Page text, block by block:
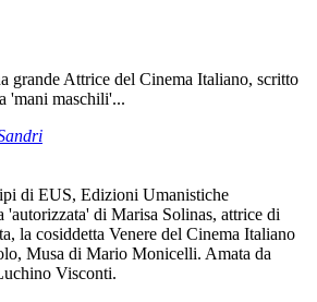
grande Attrice del Cinema Italiano, scritto
'mani maschili'...
di EUS, Edizioni Umanistiche
'autorizzata' di Marisa Solinas, attrice di
la cosiddetta Venere del Cinema Italiano
Musa di Mario Monicelli. Amata da
Visconti.